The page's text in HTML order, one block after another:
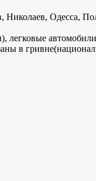
Одесса,
легковые
в